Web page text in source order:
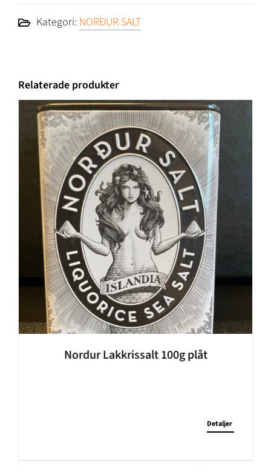
Kategori: NORÐUR SALT
Relaterade produkter
Nordur Lakkrissalt 100g plåt
Detaljer